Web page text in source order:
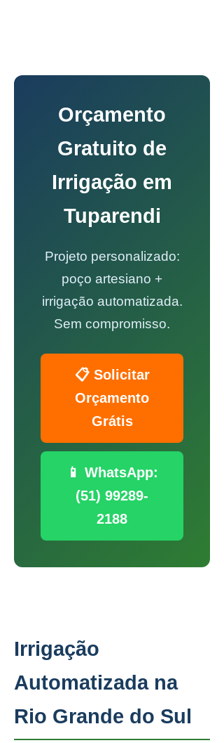
Orçamento
Gratuito de
Irrigação em
Tuparendi
Projeto personalizado:
poço artesiano +
irrigação automatizada.
Sem compromisso.
📋 Solicitar
Orçamento
Grátis
📱 WhatsApp:
(51) 99289-
2188
Irrigação
Automatizada na
Rio Grande do Sul